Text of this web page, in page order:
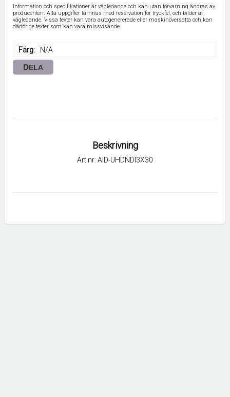
Information och specifikationer är vägledande och kan utan förvarning ändras av
producenten. Alla uppgifter lämnas med reservation för tryckfel, och bilder är
vägledande. Vissa texter kan vara autogenererade eller maskinöversatta och kan
därför ge texter som kan vara missvisande.
Färg N/A
DELA
Beskrivning
Art.nr: AID-UHDNDI3X30